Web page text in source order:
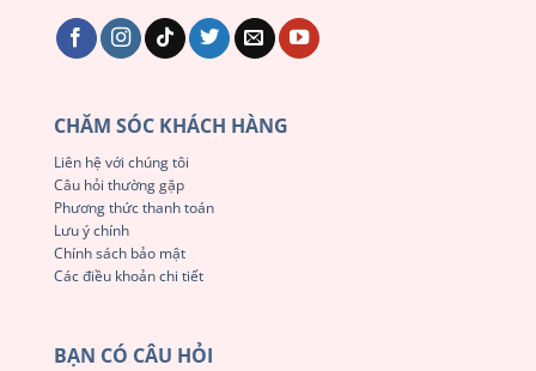
CHĂM SÓC KHÁCH HÀNG
Liên hệ với chúng tôi
Câu hỏi thường gặp
Phương thức thanh toán
Lưu ý chính
Chính sách bảo mật
Các điều khoản chi tiết
BẠN CÓ CÂU HỎI